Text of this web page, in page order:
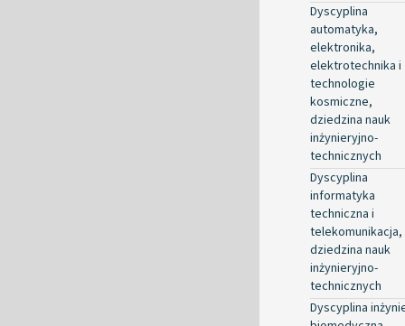
Dyscyplina
automatyka,
elektronika,
elektrotechnika i
technologie
kosmiczne,
dziedzina nauk
inżynieryjno-
technicznych
Dyscyplina
informatyka
techniczna i
telekomunikacja,
dziedzina nauk
inżynieryjno-
technicznych
Dyscyplina